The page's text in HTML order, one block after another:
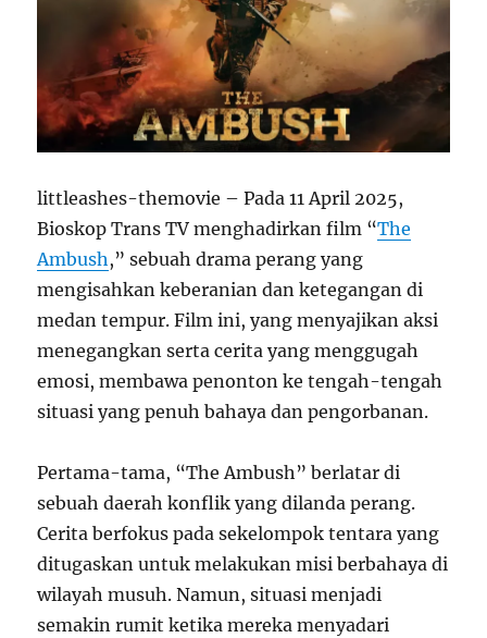
littleashes-themovie – Pada 11 April 2025,
Bioskop Trans TV menghadirkan film “The
Ambush,” sebuah drama perang yang
mengisahkan keberanian dan ketegangan di
medan tempur. Film ini, yang menyajikan aksi
menegangkan serta cerita yang menggugah
emosi, membawa penonton ke tengah-tengah
situasi yang penuh bahaya dan pengorbanan.
Pertama-tama, “The Ambush” berlatar di
sebuah daerah konflik yang dilanda perang.
Cerita berfokus pada sekelompok tentara yang
ditugaskan untuk melakukan misi berbahaya di
wilayah musuh. Namun, situasi menjadi
semakin rumit ketika mereka menyadari